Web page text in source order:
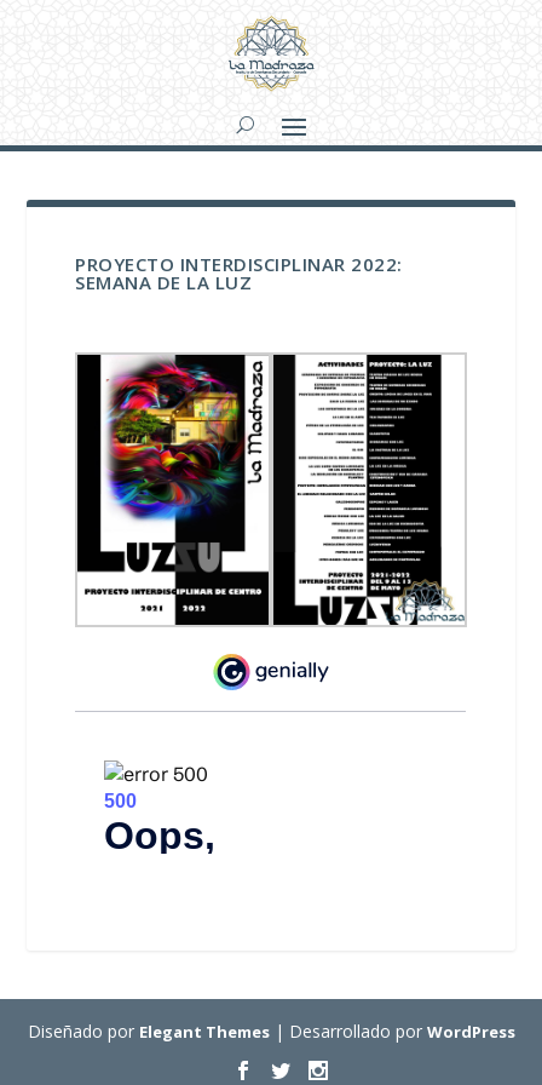
PROYECTO INTERDISCIPLINAR 2022:
SEMANA DE LA LUZ
Diseñado por Elegant Themes| Desarrollado por WordPress